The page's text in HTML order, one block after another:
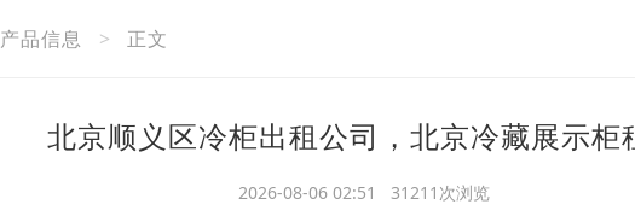
产品信息 > 正文
北京顺义区冷柜出租公司，北京冷藏展示柜
2026-08-06 02:51 31211次浏览